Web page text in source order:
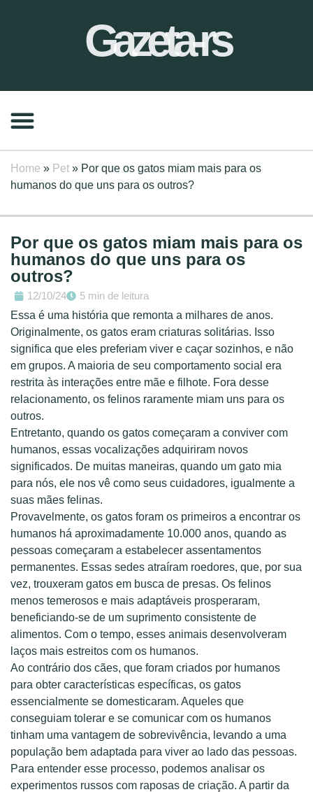
Gazeta-rs
Home » Pet » Por que os gatos miam mais para os
humanos do que uns para os outros?
Por que os gatos miam mais para os
humanos do que uns para os
outros?
12/10/24
5 min de leitura
Essa é uma história que remonta a milhares de anos.
Originalmente, os gatos eram criaturas solitárias. Isso
significa que eles preferiam viver e caçar sozinhos, e não
em grupos. A maioria de seu comportamento social era
restrita às interações entre mãe e filhote. Fora desse
relacionamento, os felinos raramente miam uns para os
outros.
Entretanto, quando os gatos começaram a conviver com
humanos, essas vocalizações adquiriram novos
significados. De muitas maneiras, quando um gato mia
para nós, ele nos vê como seus cuidadores, igualmente a
suas mães felinas.
Provavelmente, os gatos foram os primeiros a encontrar os
humanos há aproximadamente 10.000 anos, quando as
pessoas começaram a estabelecer assentamentos
permanentes. Essas sedes atraíram roedores, que, por sua
vez, trouxeram gatos em busca de presas. Os felinos
menos temerosos e mais adaptáveis prosperaram,
beneficiando-se de um suprimento consistente de
alimentos. Com o tempo, esses animais desenvolveram
laços mais estreitos com os humanos.
Ao contrário dos cães, que foram criados por humanos
para obter características específicas, os gatos
essencialmente se domesticaram. Aqueles que
conseguiam tolerar e se comunicar com os humanos
tinham uma vantagem de sobrevivência, levando a uma
população bem adaptada para viver ao lado das pessoas.
Para entender esse processo, podemos analisar os
experimentos russos com raposas de criação. A partir da